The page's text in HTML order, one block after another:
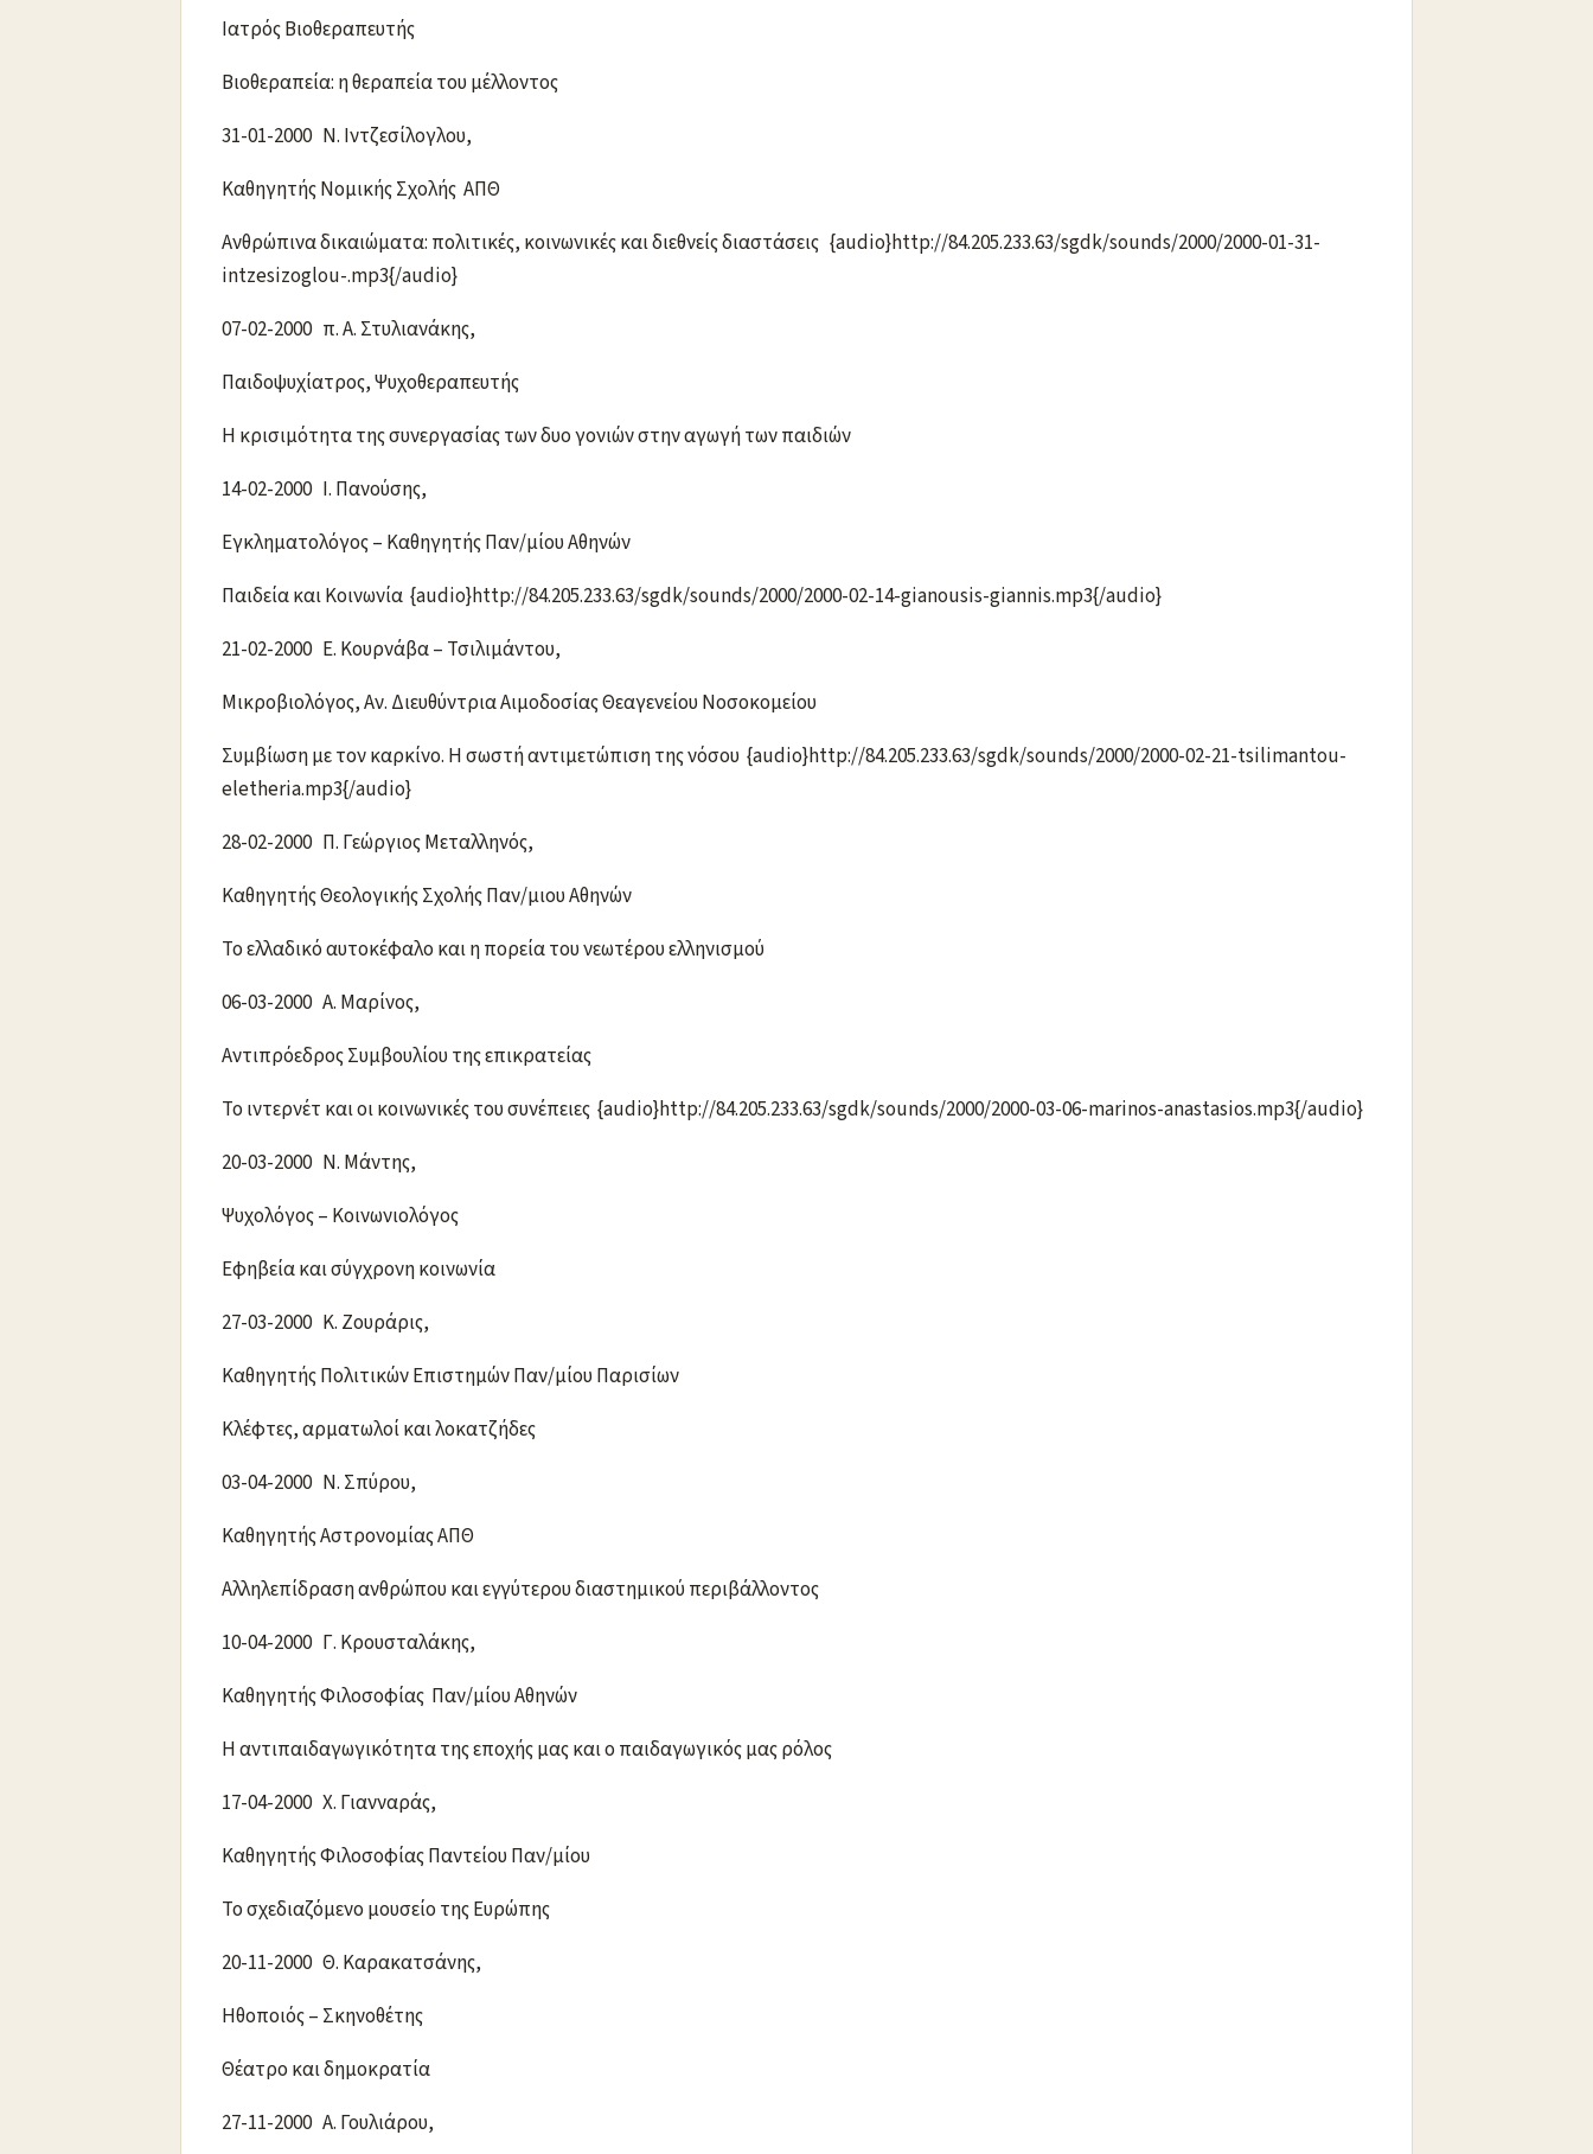
Ιατρός Βιοθεραπευτής
Βιοθεραπεία: η θεραπεία του μέλλοντος
31-01-2000 Ν. Ιντζεσίλογλου,
Καθηγητής Νομικής Σχολής ΑΠΘ
Ανθρώπινα δικαιώματα: πολιτικές, κοινωνικές και διεθνείς διαστάσεις {audio}http://84.205.233.63/sgdk/sounds/2000/2000-01-31-
intzesizoglou-.mp3{/audio}
07-02-2000 π. Α. Στυλιανάκης,
Παιδοψυχίατρος, Ψυχοθεραπευτής
Η κρισιμότητα της συνεργασίας των δυο γονιών στην αγωγή των παιδιών
14-02-2000 Ι. Πανούσης,
Εγκληματολόγος – Καθηγητής Παν/μίου Αθηνών
Παιδεία και Κοινωνία {audio}http://84.205.233.63/sgdk/sounds/2000/2000-02-14-gianousis-giannis.mp3{/audio}
21-02-2000 Ε. Κουρνάβα – Τσιλιμάντου,
Μικροβιολόγος, Αν. Διευθύντρια Αιμοδοσίας Θεαγενείου Νοσοκομείου
Συμβίωση με τον καρκίνο. Η σωστή αντιμετώπιση της νόσου {audio}http://84.205.233.63/sgdk/sounds/2000/2000-02-21-tsilimantou-
eletheria.mp3{/audio}
28-02-2000 Π. Γεώργιος Μεταλληνός,
Καθηγητής Θεολογικής Σχολής Παν/μιου Αθηνών
Το ελλαδικό αυτοκέφαλο και η πορεία του νεωτέρου ελληνισμού
06-03-2000 Α. Μαρίνος,
Αντιπρόεδρος Συμβουλίου της επικρατείας
Το ιντερνέτ και οι κοινωνικές του συνέπειες {audio}http://84.205.233.63/sgdk/sounds/2000/2000-03-06-marinos-anastasios.mp3{/audio}
20-03-2000 Ν. Μάντης,
Ψυχολόγος – Κοινωνιολόγος
Εφηβεία και σύγχρονη κοινωνία
27-03-2000 Κ. Ζουράρις,
Καθηγητής Πολιτικών Επιστημών Παν/μίου Παρισίων
Κλέφτες, αρματωλοί και λοκατζήδες
03-04-2000 Ν. Σπύρου,
Καθηγητής Αστρονομίας ΑΠΘ
Αλληλεπίδραση ανθρώπου και εγγύτερου διαστημικού περιβάλλοντος
10-04-2000 Γ. Κρουσταλάκης,
Καθηγητής Φιλοσοφίας Παν/μίου Αθηνών
Η αντιπαιδαγωγικότητα της εποχής μας και ο παιδαγωγικός μας ρόλος
17-04-2000 Χ. Γιανναράς,
Καθηγητής Φιλοσοφίας Παντείου Παν/μίου
Το σχεδιαζόμενο μουσείο της Ευρώπης
20-11-2000 Θ. Καρακατσάνης,
Ηθοποιός – Σκηνοθέτης
Θέατρο και δημοκρατία
27-11-2000 Α. Γουλιάρου,